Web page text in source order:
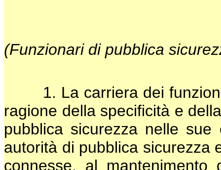
(Funzionari di pubblica
1. La carriera dei
ragione della specificità e
pubblica sicurezza nelle
autorità di pubblica sicurezza
connesse, al